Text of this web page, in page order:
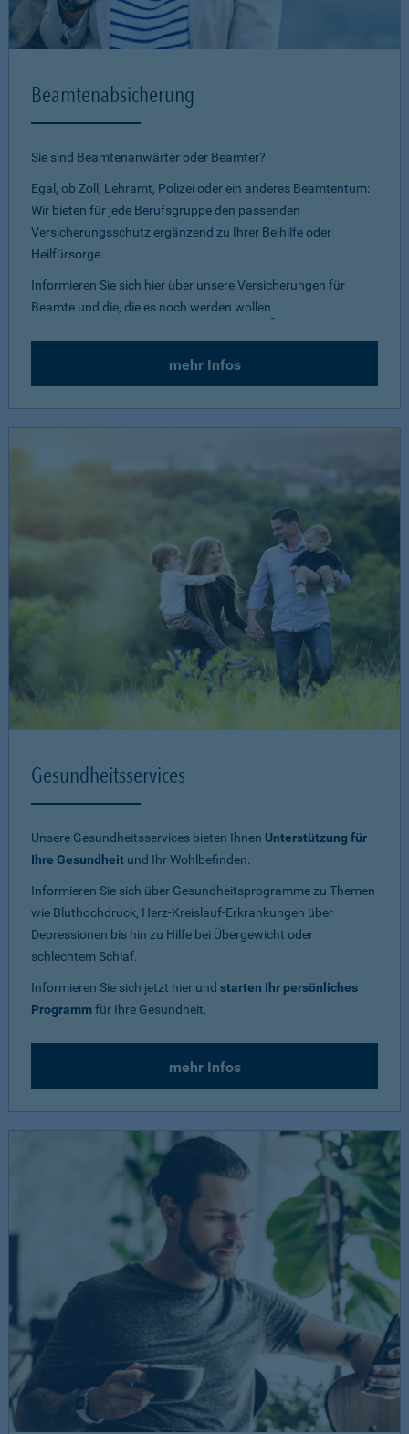
Beamtenabsicherung
Sie sind Beamtenanwärter oder Beamter?
Egal, ob Zoll, Lehramt, Polizei oder ein anderes Beamtentum:
Wir bieten für jede Berufsgruppe den passenden
Versicherungsschutz ergänzend zu Ihrer Beihilfe oder
Heilfürsorge.
Informieren Sie sich hier über unsere Versicherungen für
Beamte und die, die es noch werden wollen.
mehr Infos
Gesundheitsservices
Unsere Gesundheitsservices bieten Ihnen Unterstützung für
Ihre Gesundheit und Ihr Wohlbefinden.
Informieren Sie sich über Gesundheitsprogramme zu Themen
wie Bluthochdruck, Herz-Kreislauf-Erkrankungen über
Depressionen bis hin zu Hilfe bei Übergewicht oder
schlechtem Schlaf.
Informieren Sie sich jetzt hier und starten Ihr persönliches
Programmfür Ihre Gesundheit.
mehr Infos